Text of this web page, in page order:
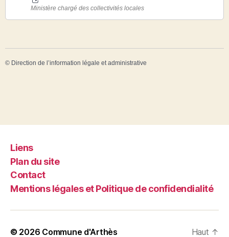
Ministère chargé des collectivités locales
© Direction de l’information légale et administrative
Liens
Plan du site
Contact
Mentions légales et Politique de confidendialité
© 2026 Commune d'Arthès Haut ↑